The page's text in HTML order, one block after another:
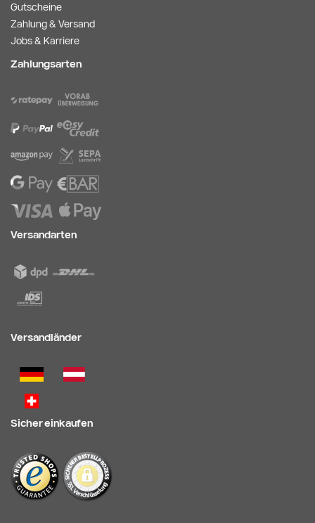
Gutscheine
Zahlung & Versand
Jobs & Karriere
Zahlungsarten
Versandarten
Versandländer
Sicher einkaufen